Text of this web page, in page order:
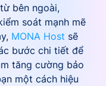
bên ngoài,
soát mạnh mẽ
MONA Host sẽ
bước chi tiết để
tăng cường bảo
một cách hiệu